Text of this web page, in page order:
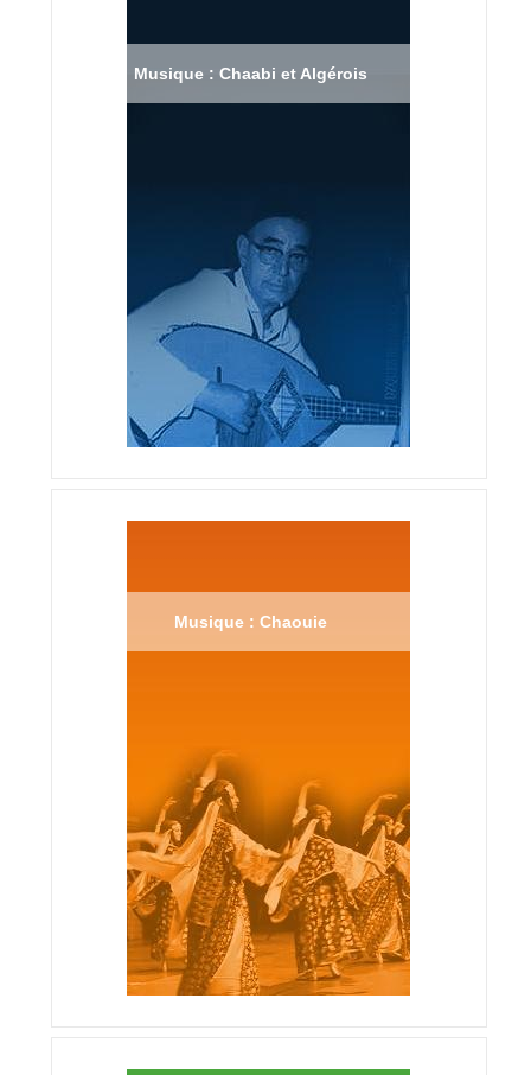
Musique : Chaabi et Algérois
Musique : Chaouie